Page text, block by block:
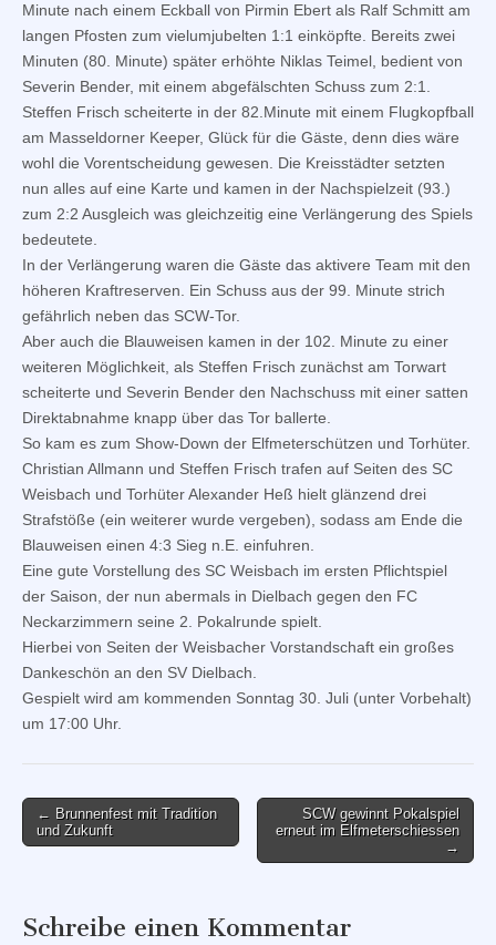
Minute nach einem Eckball von Pirmin Ebert als Ralf Schmitt am
langen Pfosten zum vielumjubelten 1:1 einköpfte. Bereits zwei
Minuten (80. Minute) später erhöhte Niklas Teimel, bedient von
Severin Bender, mit einem abgefälschten Schuss zum 2:1.
Steffen Frisch scheiterte in der 82.Minute mit einem Flugkopfball
am Masseldorner Keeper, Glück für die Gäste, denn dies wäre
wohl die Vorentscheidung gewesen. Die Kreisstädter setzten
nun alles auf eine Karte und kamen in der Nachspielzeit (93.)
zum 2:2 Ausgleich was gleichzeitig eine Verlängerung des Spiels
bedeutete.
In der Verlängerung waren die Gäste das aktivere Team mit den
höheren Kraftreserven. Ein Schuss aus der 99. Minute strich
gefährlich neben das SCW-Tor.
Aber auch die Blauweisen kamen in der 102. Minute zu einer
weiteren Möglichkeit, als Steffen Frisch zunächst am Torwart
scheiterte und Severin Bender den Nachschuss mit einer satten
Direktabnahme knapp über das Tor ballerte.
So kam es zum Show-Down der Elfmeterschützen und Torhüter.
Christian Allmann und Steffen Frisch trafen auf Seiten des SC
Weisbach und Torhüter Alexander Heß hielt glänzend drei
Strafstöße (ein weiterer wurde vergeben), sodass am Ende die
Blauweisen einen 4:3 Sieg n.E. einfuhren.
Eine gute Vorstellung des SC Weisbach im ersten Pflichtspiel
der Saison, der nun abermals in Dielbach gegen den FC
Neckarzimmern seine 2. Pokalrunde spielt.
Hierbei von Seiten der Weisbacher Vorstandschaft ein großes
Dankeschön an den SV Dielbach.
Gespielt wird am kommenden Sonntag 30. Juli (unter Vorbehalt)
um 17:00 Uhr.
Post
navigation
← Brunnenfest mit Tradition
und Zukunft
SCW gewinnt Pokalspiel
erneut im Elfmeterschiessen
→
Schreibe einen Kommentar